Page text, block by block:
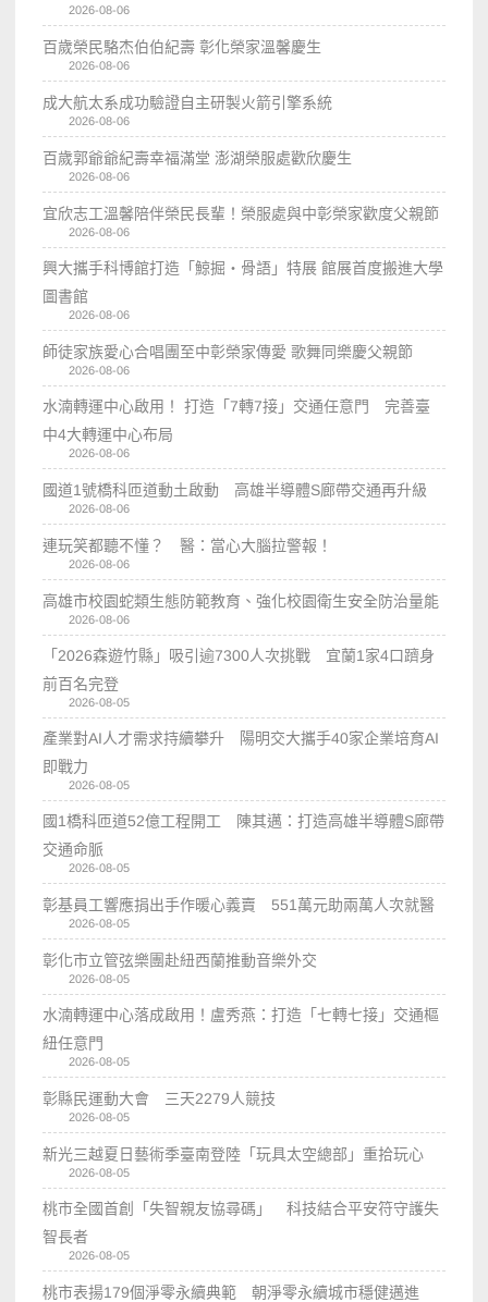
2026-08-06
百歲榮民駱杰伯伯紀壽 彰化榮家溫馨慶生
2026-08-06
成大航太系成功驗證自主研製火箭引擎系統
2026-08-06
百歲郭爺爺紀壽幸福滿堂 澎湖榮服處歡欣慶生
2026-08-06
宜欣志工溫馨陪伴榮民長輩！榮服處與中彰榮家歡度父親節
2026-08-06
興大攜手科博館打造「鯨掘・骨語」特展 館展首度搬進大學
圖書館
2026-08-06
師徒家族愛心合唱團至中彰榮家傳愛 歌舞同樂慶父親節
2026-08-06
水湳轉運中心啟用！ 打造「7轉7接」交通任意門 完善臺
中4大轉運中心布局
2026-08-06
國道1號橋科匝道動土啟動 高雄半導體S廊帶交通再升級
2026-08-06
連玩笑都聽不懂？ 醫：當心大腦拉警報！
2026-08-06
高雄市校園蛇類生態防範教育、強化校園衛生安全防治量能
2026-08-06
「2026森遊竹縣」吸引逾7300人次挑戰 宜蘭1家4口躋身
前百名完登
2026-08-05
產業對AI人才需求持續攀升 陽明交大攜手40家企業培育AI
即戰力
2026-08-05
國1橋科匝道52億工程開工 陳其邁：打造高雄半導體S廊帶
交通命脈
2026-08-05
彰基員工響應捐出手作暖心義賣 551萬元助兩萬人次就醫
2026-08-05
彰化市立管弦樂團赴紐西蘭推動音樂外交
2026-08-05
水湳轉運中心落成啟用！盧秀燕：打造「七轉七接」交通樞
紐任意門
2026-08-05
彰縣民運動大會 三天2279人競技
2026-08-05
新光三越夏日藝術季臺南登陸「玩具太空總部」重拾玩心
2026-08-05
桃市全國首創「失智親友協尋碼」 科技結合平安符守護失
智長者
2026-08-05
桃市表揚179個淨零永續典範 朝淨零永續城市穩健邁進